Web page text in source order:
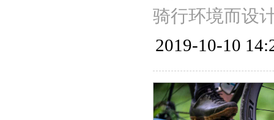
骑行环境而设
2019-10-10